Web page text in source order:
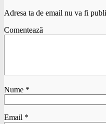
Adresa ta de email nu va fi
Comentează
Nume *
Email *